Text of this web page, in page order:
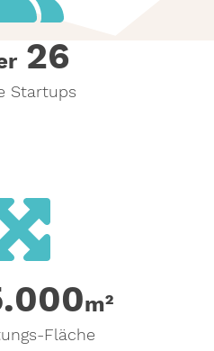
2626
Startups
5000
m²
Fläche